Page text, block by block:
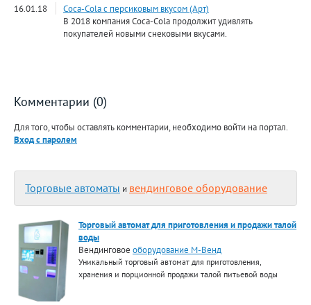
16.01.18
Coca-Cola с персиковым вкусом (Арт)
В 2018 компания Coca-Cola продолжит удивлять
покупателей новыми снековыми вкусами.
Комментарии (0)
Для того, чтобы оставлять комментарии, необходимо войти на портал.
Вход с паролем
Торговые автоматы и вендинговое оборудование
Торговый автомат для приготовления и продажи талой
воды
Вендинговоеоборудование М-Венд
Уникальный торговый автомат для приготовления,
хранения и порционной продажи талой питьевой воды